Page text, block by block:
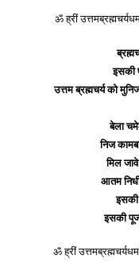
ॐ ह्रीं
इसकी
उत्तम ब्रह्मचर्य को
बेला
निज
मिल
आतम
इसकी
इसकी
ॐ ह्रीं